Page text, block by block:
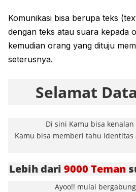
Komunikasi bisa berupa teks
dengan teks atau suara kepada
kemudian orang yang dituju
seterusnya.
Selamat
Di sini Kamu bisa
Kamu bisa memberi tahu
Lebih dari 9000 Teman
Ayoo!! mulai